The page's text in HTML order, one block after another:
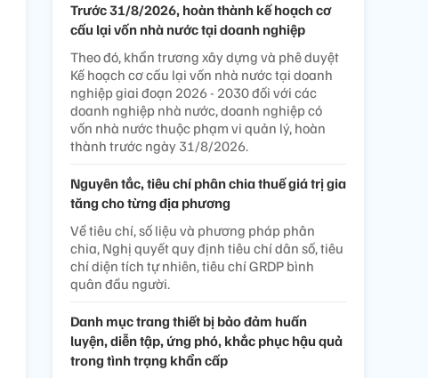
Trước 31/8/2026, hoàn thành kế hoạch cơ
cấu lại vốn nhà nước tại doanh nghiệp
Theo đó, khẩn trương xây dựng và phê duyệt
Kế hoạch cơ cấu lại vốn nhà nước tại doanh
nghiệp giai đoạn 2026 - 2030 đối với các
doanh nghiệp nhà nước, doanh nghiệp có
vốn nhà nước thuộc phạm vi quản lý, hoàn
thành trước ngày 31/8/2026.
Nguyên tắc, tiêu chí phân chia thuế giá trị gia
tăng cho từng địa phương
Về tiêu chí, số liệu và phương pháp phân
chia, Nghị quyết quy định tiêu chí dân số, tiêu
chí diện tích tự nhiên, tiêu chí GRDP bình
quân đầu người.
Danh mục trang thiết bị bảo đảm huấn
luyện, diễn tập, ứng phó, khắc phục hậu quả
trong tình trạng khẩn cấp